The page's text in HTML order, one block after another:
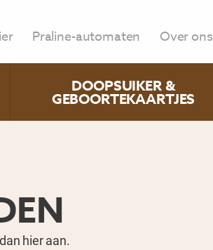
Praline-automaten Over ons
DOOPSUIKER &
GEBOORTEKAARTJES
hier aan.